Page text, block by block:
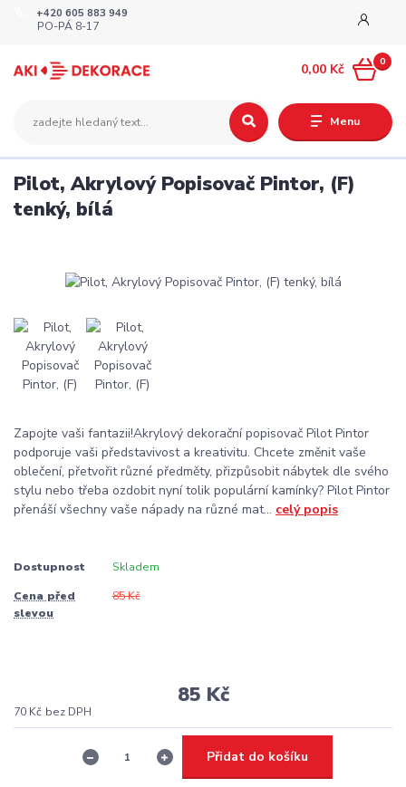
Menu
+420 605 883 949
PO-PÁ 8-17
0
0,00 Kč
Pilot, Akrylový Popisovač Pintor, (F)
tenký, bílá
Zapojte vaši fantazii!Akrylový dekorační popisovač Pilot Pintor
podporuje vaši představivost a kreativitu. Chcete změnit vaše
oblečení, přetvořit různé předměty, přizpůsobit nábytek dle svého
stylu nebo třeba ozdobit nyní tolik populární kamínky? Pilot Pintor
přenáší všechny vaše nápady na různé mat... celý popis
Dostupnost Skladem
Cena před
slevou
85 Kč
85 Kč
70 Kč bez DPH
Přidat do košíku